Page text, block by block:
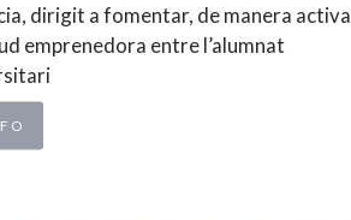
dirigit a fomentar, de manera activa,
emprenedora entre l’alumnat